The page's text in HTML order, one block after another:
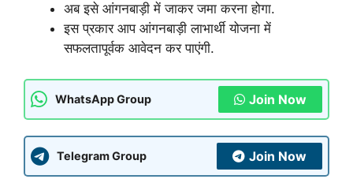
अब इसे आंगनबाड़ी में जाकर जमा करना होगा.
इस प्रकार आप आंगनबाड़ी लाभार्थी योजना में
सफलतापूर्वक आवेदन कर पाएंगी.
WhatsApp Group Join Now
Telegram Group Join Now